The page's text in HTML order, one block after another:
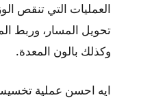
العمليات التي تنقص
تحويل المسار، وربط
وكذلك بالون المعدة.
ايه احسن عملية